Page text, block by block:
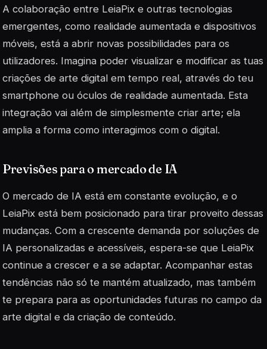
A colaboração entre LeiaPix e outras tecnologias
emergentes, como realidade aumentada e dispositivos
móveis, está a abrir novas possibilidades para os
utilizadores. Imagina poder visualizar e modificar as tuas
criações de arte digital em tempo real, através do teu
smartphone ou óculos de realidade aumentada. Esta
integração vai além de simplesmente criar arte; ela
amplia a forma como interagimos com o digital.
Previsões para o mercado de IA
O mercado de IA está em constante evolução, e o
LeiaPix está bem posicionado para tirar proveito dessas
mudanças. Com a crescente demanda por soluções de
IA personalizadas e acessíveis, espera-se que LeiaPix
continue a crescer e a se adaptar. Acompanhar estas
tendências não só te mantém atualizado, mas também
te prepara para as oportunidades futuras no campo da
arte digital e da criação de conteúdo.